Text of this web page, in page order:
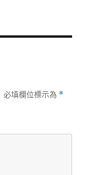
必填欄位標示為 *